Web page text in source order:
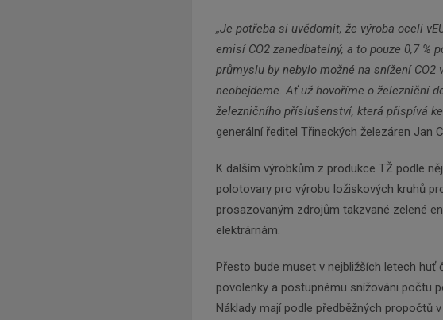
„Je potřeba si uvědomit, že výroba oceli v
emisí CO2 zanedbatelný, a to pouze 0,7 %
průmyslu by nebylo možné na snížení
neobejdeme. Ať už hovoříme o železniční
železničního příslušenství, která přispívá
generální ředitel Třineckých železáren Jan
K dalším výrobkům z produkce TŽ podle
polotovary pro výrobu ložiskových kruhů
prosazovaným zdrojům takzvané zelené
elektrárnám.
Přesto bude muset v nejbližších letech
povolenky a postupnému snížováni počtu
Náklady mají podle předběžných propočtů
Zadejte